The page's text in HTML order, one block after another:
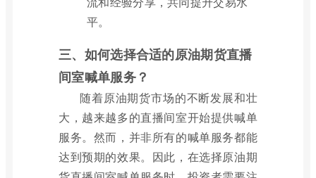
平。
三、如何选择合适的原油期货直播
间室喊单服务？
随着原油期货市场的不断发展和壮
大，越来越多的直播间室开始提供喊单
服务。然而，并非所有的喊单服务都能
达到预期的效果。因此，在选择原油期